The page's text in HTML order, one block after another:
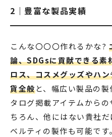
2｜豊富な製品実績
こんな〇〇〇作れるかな?
論、SDGsに貢献できる素
ロス、コスメグッズやハ
貨全般と、幅広い製品の
タログ掲載アイテムから
ちろん、他にはない貴社
ベルティの製作も可能で